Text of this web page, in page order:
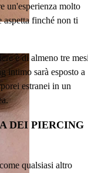
un'esperienza molto
aspetta finché non ti
è di almeno tre
intimo sarà esposto a
estranei in un
DEI PIERCING
qualsiasi altro